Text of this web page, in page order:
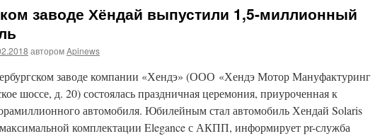
заводе Хёндай выпустили 1,5-миллионный
авторомApinews
заводе компании «Хендэ» (ООО «Хендэ Мотор Мануфактуринг
шоссе, д. 20) состоялась праздничная церемония, приуроченная к
автомобиля. Юбилейным стал автомобиль Хендай Solaris
комплектации Elegance с АКПП, информирует pr-служба